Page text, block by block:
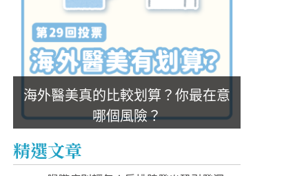
海外醫美真的比較划算？你最在意
哪個風險？
精選文章